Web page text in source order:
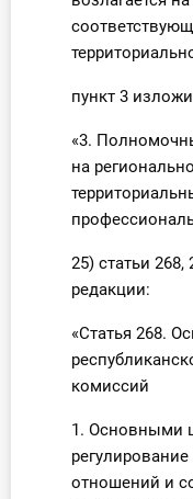
пункт 3
«3.
на
25) статьи
редакции:
«Статья 268.
комиссий
1. Основными
отношений и